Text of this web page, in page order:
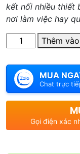
kết nối nhiều thiết
nơi làm việc hay
lượng
Thêm
MUA
Chat trực
Gọi điện xác